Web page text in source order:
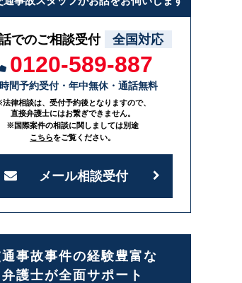
でのご相談受付 全国対応
0120-589-887
間予約受付・年中無休・通話無料
律相談は、受付予約後となりますので、
直接弁護士にはお繋ぎできません。
※国際案件の相談に関しましては別途
こちらをご覧ください。
メール相談受付
事故事件の経験豊富な
弁護士が全面サポート